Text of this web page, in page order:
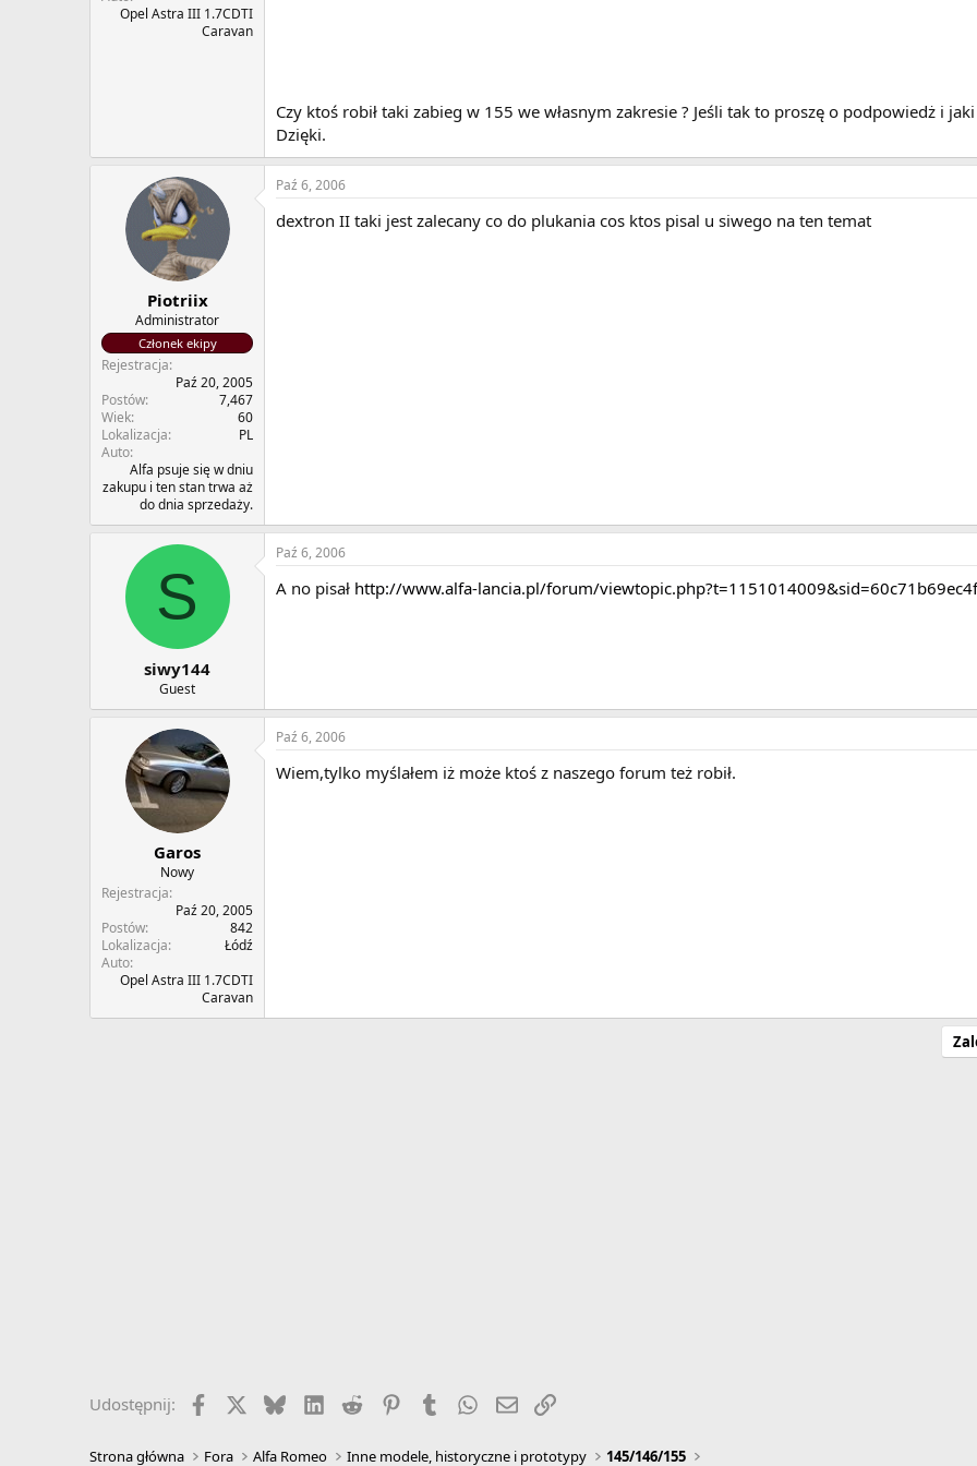
Opel Astra III 1.7CDTI
Caravan
Czy ktoś robił taki zabieg w 155 we własnym zakresie ? Jeśli tak to proszę o podpowiedż i
Dzięki.
Piotriix
Administrator
Członek ekipy
Rejestracja
Paź 20, 2005
Postów
7,467
Wiek
60
Lokalizacja
PL
Auto
Alfa psuje się w dniu
zakupu i ten stan trwa aż
do dnia sprzedaży.
Paź 6, 2006
dextron II taki jest zalecany co do plukania cos ktos pisal u siwego na ten temat
S
siwy144
Guest
Paź 6, 2006
A no pisał http://www.alfa-lancia.pl/forum/
Garos
Nowy
Rejestracja
Paź 20, 2005
Postów
842
Lokalizacja
Łódź
Auto
Opel Astra III 1.7CDTI
Caravan
Paź 6, 2006
Wiem,tylko myślałem iż może ktoś z naszego forum też robił.
Udostępnij: Facebook BlueskyLinkedIn
Reddit PinterestTumblr WhatsApp
EmailLink
Strona główna Fora Alfa Romeo Inne modele, historyczne i prototypy 145/146/155